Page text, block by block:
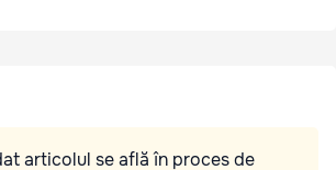
articolul se află în proces de